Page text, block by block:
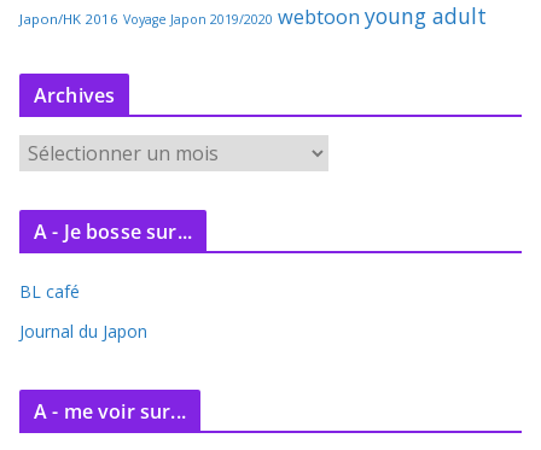
Japon/HK 2016 Voyage Japon 2019/2020 webtoon young adult
Archives
c
v
e
A - Je bosse sur...
BL café
Journal du Japon
A - me voir sur...